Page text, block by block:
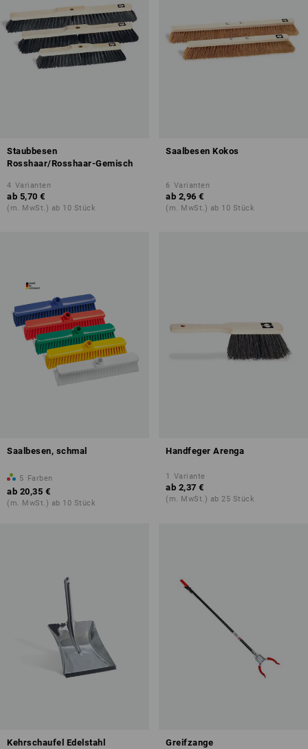
Staubbesen
Rosshaar/Rosshaar-Gemisch
4 Varianten
ab 5,70 €
(m. MwSt.) ab 10 Stück
Saalbesen Kokos
6 Varianten
ab 2,96 €
(m. MwSt.) ab 10 Stück
Saalbesen, schmal
5 Farben
ab 20,35 €
(m. MwSt.) ab 10 Stück
Handfeger Arenga
1 Variante
ab 2,37 €
(m. MwSt.) ab 25 Stück
Kehrschaufel Edelstahl Greifzange